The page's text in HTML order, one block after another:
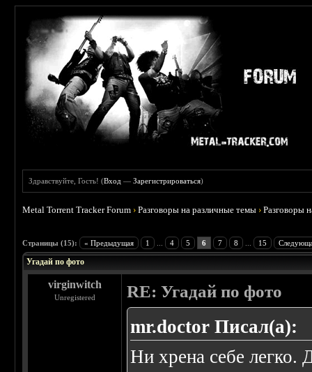
Здравствуйте, Гость! (Вход —Зарегистрироваться)
Metal Torrent Tracker Forum ›Разговоры на различные темы ›Разговоры
Страницы (15): « Предыдущая 1 4 5 6 7 8 15
Угадай по фото
virginwitch
Unregistered RE: Угадай по фото
mr.doctor Писал(а):
Ни хрена себе